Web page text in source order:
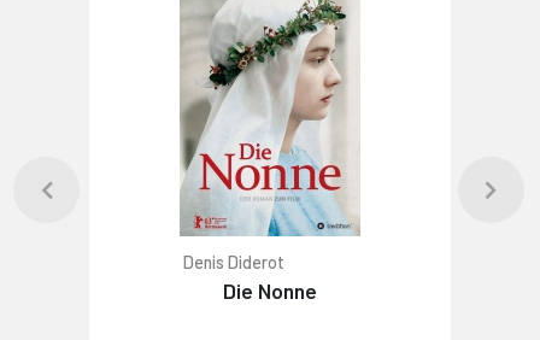
Denis Diderot
Die Nonne